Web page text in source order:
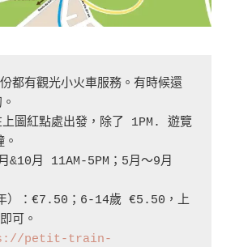
都有觀光小火車服務。有時候還
圖紅點處出發，除了 1PM. 遊覽
&10月 11AM-5PM；5月～9月
）：€7.50；6-14歲 €5.50，上
可。
petit-train-